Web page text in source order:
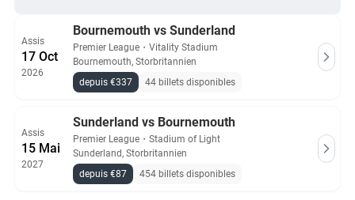
Assis
17 Oct
2026
Bournemouth vs Sunderland
Premier League ・ Vitality Stadium
Bournemouth, Storbritannien
depuis €337
44 billets disponibles
Assis
15 Mai
2027
Sunderland vs Bournemouth
Premier League ・ Stadium of Light
Sunderland, Storbritannien
depuis €87
454 billets disponibles